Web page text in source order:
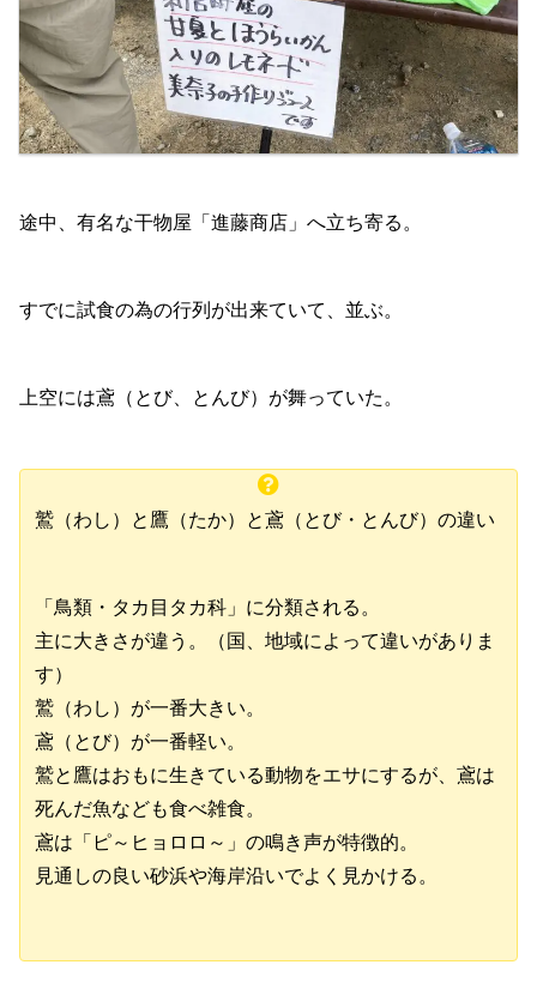
途中、有名な干物屋「進藤商店」へ立ち寄る。
すでに試食の為の行列が出来ていて、並ぶ。
上空には鳶（とび、とんび）が舞っていた。
鷲（わし）と鷹（たか）と鳶（とび・とんび）の違い
「鳥類・タカ目タカ科」に分類される。
主に大きさが違う。（国、地域によって違いがありま
す）
鷲（わし）が一番大きい。
鳶（とび）が一番軽い。
鷲と鷹はおもに生きている動物をエサにするが、鳶は
死んだ魚なども食べ雑食。
鳶は「ピ～ヒョロロ～」の鳴き声が特徴的。
見通しの良い砂浜や海岸沿いでよく見かける。